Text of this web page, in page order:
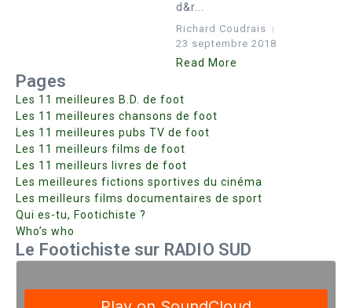
d&r...
Richard Coudrais
23 septembre 2018
Read More
Pages
Les 11 meilleures B.D. de foot
Les 11 meilleures chansons de foot
Les 11 meilleures pubs TV de foot
Les 11 meilleurs films de foot
Les 11 meilleurs livres de foot
Les meilleures fictions sportives du cinéma
Les meilleurs films documentaires de sport
Qui es-tu, Footichiste ?
Who’s who
Le Footichiste sur RADIO SUD